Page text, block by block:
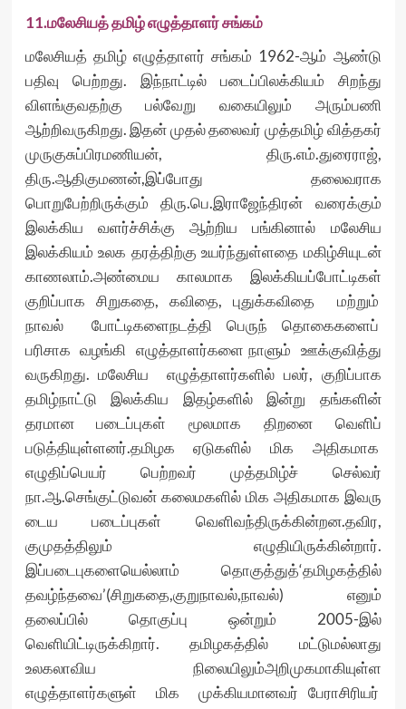
11.மலேசியத் தமிழ் எழுத்தாளர் சங்கம்
மலேசியத் தமிழ் எழுத்தாளர் சங்கம் 1962-ஆம் ஆண்டு
பதிவு பெற்றது. இந்நாட்டில் படைப்பிலக்கியம் சிறந்து
விளங்குவதற்கு பல்வேறு வகையிலும் அரும்பணி
ஆற்றிவருகிறது. இதன் முதல் தலைவர் முத்தமிழ் வித்தகர்
முருகுசுப்பிரமணியன், திரு.எம்.துரைராஜ்,
திரு.ஆதிகுமணன்,இப்போது தலைவராக
பொறுபேற்றிருக்கும் திரு.பெ.இராஜேந்திரன் வரைக்கும்
இலக்கிய வளர்ச்சிக்கு ஆற்றிய பங்கினால் மலேசிய
இலக்கியம் உலக தரத்திற்கு உயர்ந்துள்ளதை மகிழ்சியுடன்
காணலாம்.அண்மைய காலமாக இலக்கியப்போட்டிகள்
குறிப்பாக சிறுகதை, கவிதை, புதுக்கவிதை மற்றும்
நாவல் போட்டிகளைநடத்தி பெருந் தொகைகளைப்
பரிசாக வழங்கி எழுத்தாளர்களை நாளும் ஊக்குவித்து
வருகிறது. மலேசிய எழுத்தாளர்களில் பலர், குறிப்பாக
தமிழ்நாட்டு இலக்கிய இதழ்களில் இன்று தங்களின்
தரமான படைப்புகள் மூலமாக திறனை வெளிப்
படுத்தியுள்ளனர்.தமிழக ஏடுகளில் மிக அதிகமாக
எழுதிப்பெயர் பெற்றவர் முத்தமிழ்ச் செல்வர்
நா.ஆ.செங்குட்டுவன் கலைமகளில் மிக அதிகமாக இவரு
டைய படைப்புகள் வெளிவந்திருக்கின்றன.தவிர,
குமுதத்திலும் எழுதியிருக்கின்றார்.
இப்படைபுகளையெல்லாம் தொகுத்துத்‘தமிழகத்தில்
தவழ்ந்தவை’(சிறுகதை,குறுநாவல்,நாவல்) எனும்
தலைப்பில் தொகுப்பு ஒன்றும் 2005-இல்
வெளியிட்டிருக்கிறார். தமிழகத்தில் மட்டுமல்லாது
உலகலாவிய நிலையிலும்அறிமுகமாகியுள்ள
எழுத்தாளர்களுள் மிக முக்கியமானவர் பேராசிரியர்